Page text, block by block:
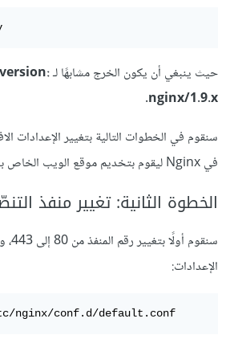
حيث ينبغي أن يكون الخرج مشابهًا لـ
nginx/1.9.x
.
سنقوم في الخطوات التالية بتغيير الإعدادات
في Nginx ليقوم بتخديم موقع الويب الخاص بنا.
الخطوة الثانية: تغيير منفذ
سنقوم
الإعدادات:
nginx/conf.d/default.conf